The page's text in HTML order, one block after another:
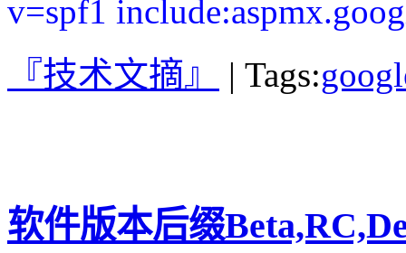
v=spf1
『技术文摘』
| Tags:
软件版本后缀